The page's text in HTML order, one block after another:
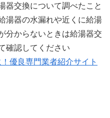
器交換について調べたこと
湯器の水漏れや近くに給湯
分からないときは給湯器交
確認してください
優良専門業者紹介サイト